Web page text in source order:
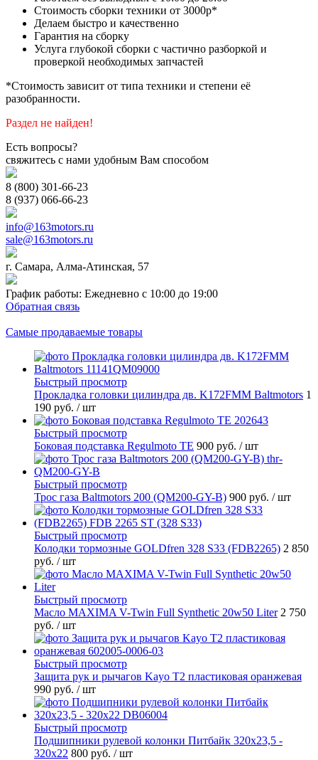
Стоимость сборки техники от 3000р*
Делаем быстро и качественно
Гарантия на сборку
Услуга глубокой сборки с частично разборкой и
проверкой необходимых запчастей
*Стоимость зависит от типа техники и степени её
разобранности.
Раздел не найден!
Есть вопросы?
свяжитесь с нами удобным Вам способом
8 (800) 301-66-23
8 (937) 066-66-23
info@163motors.ru
sale@163motors.ru
г. Самара, Алма-Атинская, 57
График работы: Ежедневно с 10:00 до 19:00
Обратная связь
Самые продаваемые товары
Быстрый просмотр
Прокладка головки цилиндра дв. K172FMM Baltmotors 1
190 руб. / шт
Быстрый просмотр
Боковая подставка Regulmoto TE 900 руб. / шт
Быстрый просмотр
Трос газа Baltmotors 200 (QM200-GY-B) 900 руб. / шт
Быстрый просмотр
Колодки тормозные GOLDfren 328 S33 (FDB2265) 2 850
руб. / шт
Быстрый просмотр
Масло MAXIMA V-Twin Full Synthetic 20w50 Liter 2 750
руб. / шт
Быстрый просмотр
Защита рук и рычагов Kayo T2 пластиковая оранжевая
990 руб. / шт
Быстрый просмотр
Подшипники рулевой колонки Питбайк 320x23,5 -
320x22 800 руб. / шт